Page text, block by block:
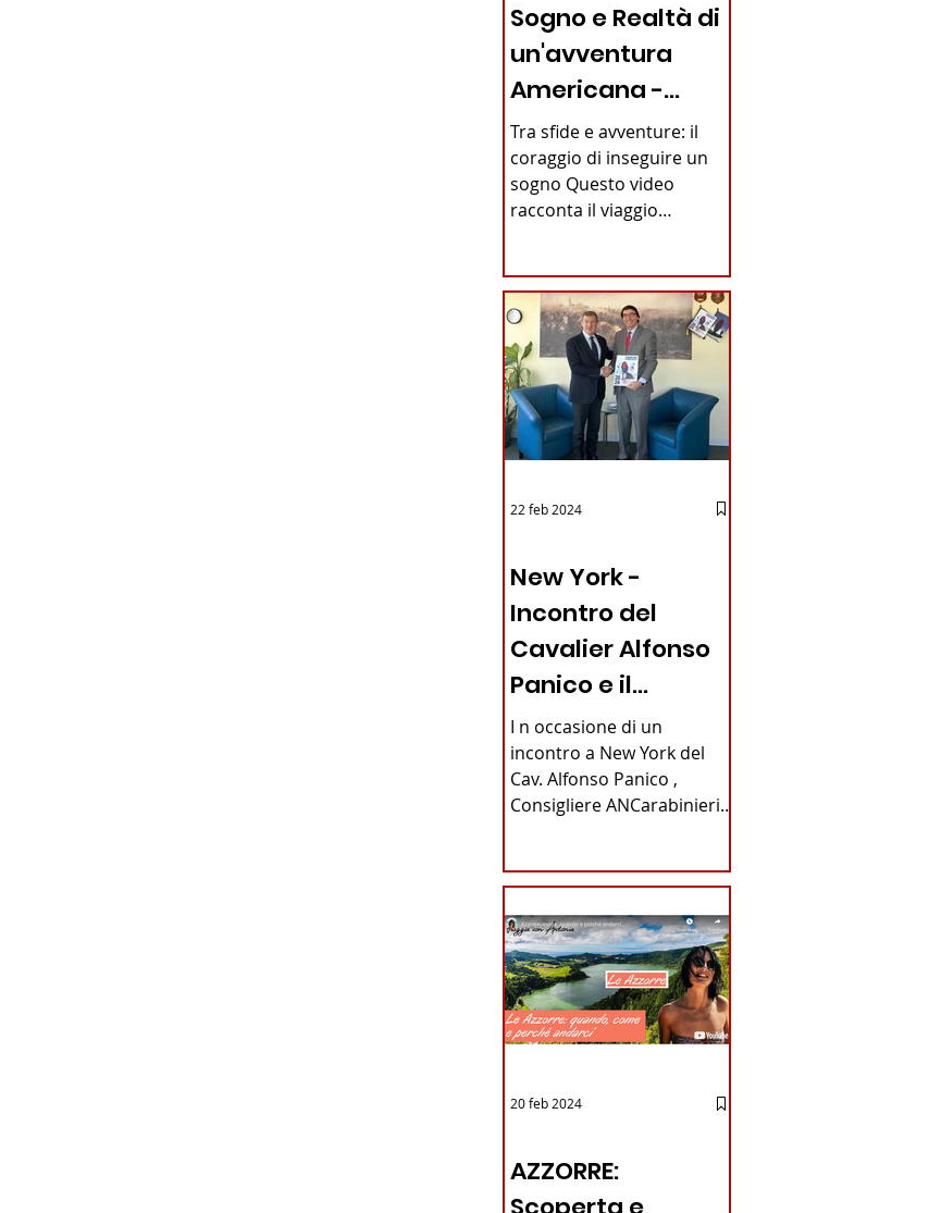
Sogno e Realtà di
un'avventura
Americana -
VIDEO
Tra sfide e avventure: il
coraggio di inseguire un
sogno Questo video
racconta il viaggio
New York -
Incontro del
Cavalier Alfonso
Panico e il
Generale dei
Carabinieri
Fabrizio Parrulli
I n occasione di un
incontro a New York del
Cav. Alfonso Panico ,
Consigliere ANCarabinieri
22 feb 2024
AZZORRE:
20 feb 2024